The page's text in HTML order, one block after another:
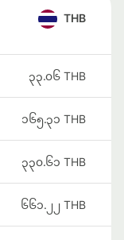
THB
၃၃.၀၆ THB
၁၆၅.၃၁ THB
၃၃၀.၆၁ THB
၆၆၁.၂၂ THB